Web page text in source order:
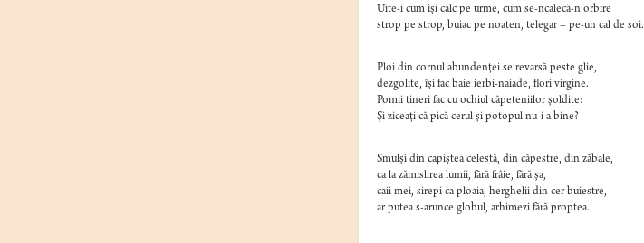
Uite-i cum îşi calc pe urme, cum se-ncalecă-n orbire
strop pe strop, buiac pe noaten, telegar – pe-un cal de soi.
Ploi din cornul abundenţei se revarsă peste glie,
dezgolite, îşi fac baie ierbi-naiade, flori virgine.
Pomii tineri fac cu ochiul căpeteniilor şoldite:
Şi ziceaţi că pică cerul şi potopul nu-i a bine?
Smulşi din capiştea celestă, din căpestre, din zăbale,
ca la zămislirea lumii, fără frâie, fără şa,
caii mei, sirepi ca ploaia, herghelii din cer buiestre,
ar putea s-arunce globul, arhimezi fără proptea.